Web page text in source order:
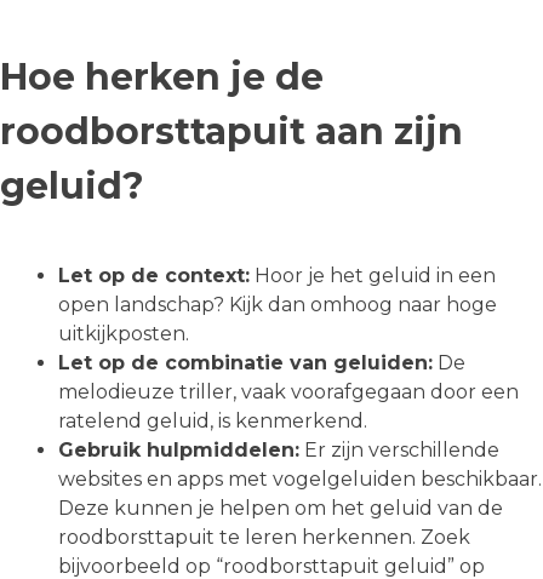
Hoe herken je de
roodborsttapuit aan zijn
geluid?
Let op de context: Hoor je het geluid in een
open landschap? Kijk dan omhoog naar hoge
uitkijkposten.
Let op de combinatie van geluiden: De
melodieuze triller, vaak voorafgegaan door een
ratelend geluid, is kenmerkend.
Gebruik hulpmiddelen: Er zijn verschillende
websites en apps met vogelgeluiden beschikbaar.
Deze kunnen je helpen om het geluid van de
roodborsttapuit te leren herkennen. Zoek
bijvoorbeeld op “roodborsttapuit geluid” op